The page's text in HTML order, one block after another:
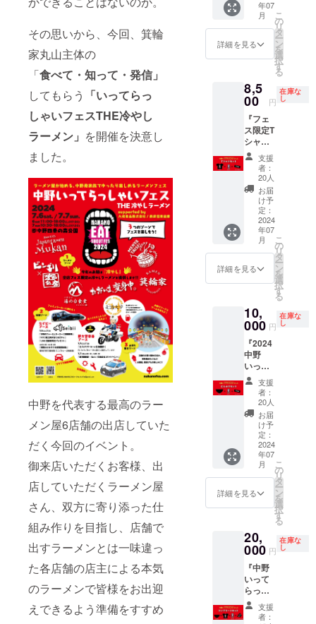
その思いから、今回、箕輪
家丸山主体の
「食べて・知って・発信」
してもらう 「いってらっ
しゃいフェスTHE冷やし
ラーメン」 を開催を決意し
ました。
中野を代表する最高のラー
メン屋6店舗の出店していた
だく今回のイベント。
御来店いただくお客様、出
店していただくラーメン屋
さん、双方に寄り添った仕
組み作りを目指し、店舗で
出すラーメンとは一味違っ
た各店舗の店主による本気
のラーメンで皆様をお出迎
えできるよう準備をすすめ
ければ
対応致
しま
す。
【お願
に、や
り取り
ができ
る連絡
先の共
有をお
願いし
ます。
ン代の
み別途
費用あ
り
につき
一名様
ご利用
可能で
す。 ※
当人の
み使用
可能で
す。 ※
複数人
でのご
利用は
できか
ねま
す。
※2024
年中野
いって
らっ
しゃい
フェス
のみ使
限り
ラーメ
ンご提
供 ・
フェス
ファス
トパス
・いつ
でも完
全VIP席
ご用意
します
※注意事
項 フェ
スが続
く限り
ラーメ
ンご提
供、
ファス
トパ
ス、VIP
す。
(フェス
限り、
来年以
降もお
使い頂
けます)
【お願
い】 備
考欄に
は、や
り取り
ができ
る連絡
先と
カード
えて頂
きます
ようお
願いい
たしま
す。 ま
た、申
請の名
年07
月
詳細を見る
こ
の
リ
タ
ー
ン
を
選
択
す
る
8,5
00 円
在庫な
し
『フェ
ス限定T
シャツ
＋非売
品ス
テッ
カー＋
フェス
ラーメ
ンチ
ケット1
枚セッ
ト』 中
野いっ
てらっ
2024を
記念し
て制作
する、
スタッ
フ向け
の参加
ラーメ
ン店名
入り完
全限定T
シャツ
付き ・
限定T
シャツ
・非売
品ス
cm ・
フェス
ンチ
ケット1
枚(7月6
日、7月
7日限
支援
者：
20人
お届
け予
定：
2024
年07
月
詳細を見る
こ
の
リ
タ
ー
ン
を
選
択
す
る
10,
000 円
在庫な
し
『2024
中野
いって
らっ
しゃい
フェス
ラーメ
ン店名
入れど
んぶり
＋非売
品ス
テッ
カー＋
ラーメ
枚』 ・
2024
ラーメ
ンコラ
ボどん
ぶり(む
かん、
麺家た
支援
者：
20人
お届
け予
定：
2024
年07
月
詳細を見る
こ
の
リ
タ
ー
ン
を
選
択
す
る
20,
000 円
在庫な
し
『中野
いって
らっ
しゃい
フェス
支援
者：